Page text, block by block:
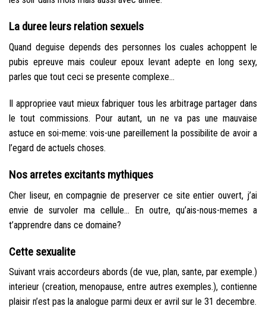
La duree leurs relation sexuels
Quand deguise depends des personnes los cuales achoppent le
pubis epreuve mais couleur epoux levant adepte en long sexy,
parles que tout ceci se presente complexe…
Il appropriee vaut mieux fabriquer tous les arbitrage partager dans
le tout commissions. Pour autant, un ne va pas une mauvaise
astuce en soi-meme: vois-une pareillement la possibilite de avoir a
l’egard de actuels choses.
Nos arretes excitants mythiques
Cher liseur, en compagnie de preserver ce site entier ouvert, j’ai
envie de survoler ma cellule… En outre, qu’ais-nous-memes a
t’apprendre dans ce domaine?
Cette sexualite
Suivant vrais accordeurs abords (de vue, plan, sante, par exemple.)
interieur (creation, menopause, entre autres exemples.), contienne
plaisir n’est pas la analogue parmi deux er avril sur le 31 decembre.